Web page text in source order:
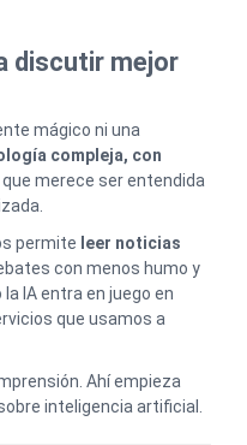
discutir mejor
mágico ni una
compleja, con
que merece ser entendida
permite leer noticias
con menos humo y
IA entra en juego en
que usamos a
Ahí empieza
inteligencia artificial.